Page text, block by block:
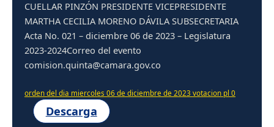
CUELLAR PINZÓN PRESIDENTE VICEPRESIDENTE
MARTHA CECILIA MORENO DÁVILA SUBSECRETARIA
Acta No. 021 – diciembre 06 de 2023 – Legislatura
2023-2024Correo del evento
comision.quinta@camara.gov.co
orden del dia miercoles 06 de diciembre de 2023 votacion pl 0
Descarga